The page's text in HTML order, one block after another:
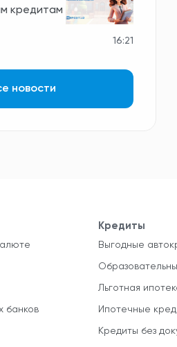
кредитам
16:21
новости
банков
Кредиты
Выгодные
Льготная
Ипотечные
Кредиты без